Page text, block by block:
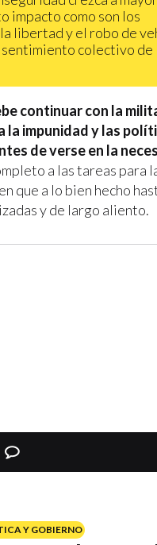
impacto como son los
libertad y el robo de
sentimiento colectivo de
continuar con la
la impunidad y las
de verse en la
a las tareas para
que a lo bien hecho
y de largo aliento.
Y GOBIERNO